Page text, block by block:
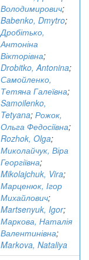
Володимирович;
Babenko, Dmytro;
Дробітько,
Антоніна
Вікторівна;
Drobitko, Antonina;
Самойленко,
Тетяна Галеївна;
Samoilenko,
Tetyana; Рожок,
Ольга Федосіївна;
Rozhok, Olga;
Миколайчук, Віра
Георгіївна;
Mikolajchuk, Vira;
Марценюк, Ігор
Михайлович;
Martsenyuk, Igor;
Маркова, Наталія
Валентинівна;
Markova, Nataliya